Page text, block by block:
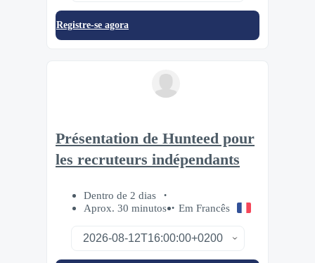
Registre-se agora
Présentation de Hunteed pour
les recruteurs indépendants
Dentro de 2 dias
Aprox. 30 minutos
Em Francês